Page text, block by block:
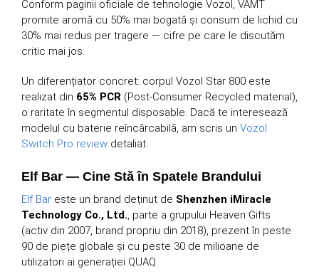
Conform paginii oficiale de tehnologie Vozol, VAMT
promite aromă cu 50% mai bogată și consum de lichid cu
30% mai redus per tragere — cifre pe care le discutăm
critic mai jos.
Un diferențiator concret: corpul Vozol Star 800 este
realizat din 65% PCR (Post-Consumer Recycled material),
o raritate în segmentul disposable. Dacă te interesează
modelul cu baterie reîncărcabilă, am scris un Vozol
Switch Pro review detaliat.
Elf Bar — Cine Stă în Spatele Brandului
Elf Bar este un brand deținut de Shenzhen iMiracle
Technology Co., Ltd., parte a grupului Heaven Gifts
(activ din 2007, brand propriu din 2018), prezent în peste
90 de piețe globale și cu peste 30 de milioane de
utilizatori ai generației QUAQ.